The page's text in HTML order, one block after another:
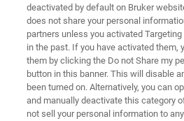
L’exposé a pour but
complète sur
vos microscope, en se
indenteurs.
deactivated by default on Bruker
does not share your personal
partners unless you activated
in the past. If you have activated them,
them by clicking the Do not Share my
button in this banner. This will disable
been turned on. Alternatively, you can
and manually deactivate this category
not sell your personal information to